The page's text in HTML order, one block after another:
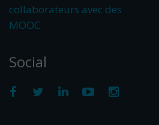
collaborateurs avec des
MOOC
Social